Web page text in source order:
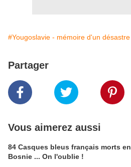
#Yougoslavie - mémoire d'un désastre
Partager
Vous aimerez aussi
84 Casques bleus français morts en
Bosnie ... On l'oublie !